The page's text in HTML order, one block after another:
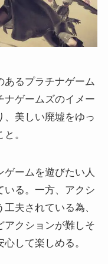
あるプラチナゲーム
ナゲームズのイメー
、美しい廃墟をゆっ
。
ゲームを遊びたい人
いる。一方、アクシ
夫されている為、
アクションが難しそ
して楽しめる。